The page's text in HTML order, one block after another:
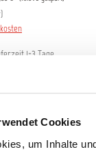
Cookies
um Inhalte
1-3 Tage
DEN WARENKORB